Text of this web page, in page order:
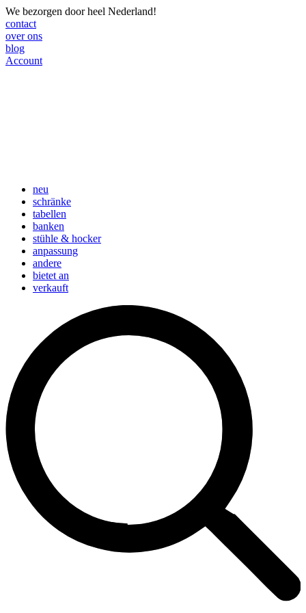
We bezorgen door heel Nederland!
contact
over ons
blog
Account
neu
schränke
tabellen
banken
stühle & hocker
anpassung
andere
bietet an
verkauft